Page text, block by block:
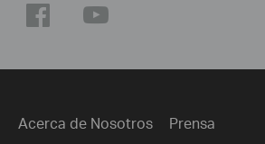
Acerca de Nosotros Prensa